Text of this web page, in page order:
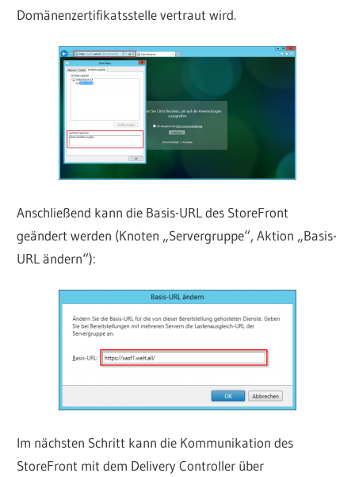
Domänenzertifikatsstelle vertraut wird.
Anschließend kann die Basis-URL des StoreFront
geändert werden (Knoten „Servergruppe“, Aktion „Basis-
URL ändern“):
Im nächsten Schritt kann die Kommunikation des
StoreFront mit dem Delivery Controller über